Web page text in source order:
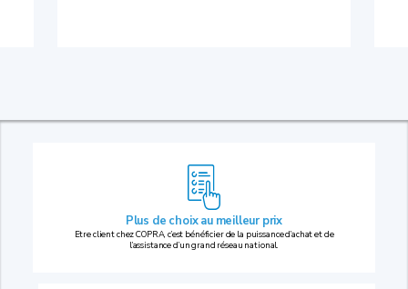
Plus de choix au meilleur prix
Etre client chez COPRA, c’est bénéficier de la puissance d’achat et de
l’assistance d’un grand réseau national.